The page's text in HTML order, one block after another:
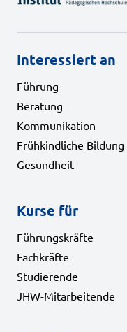
Interessiert an
Führung
Beratung
Kommunikation
Frühkindliche Bildung
Gesundheit
Kurse für
Führungskräfte
Fachkräfte
Studierende
JHW-Mitarbeitende